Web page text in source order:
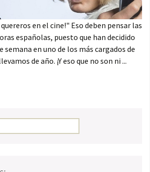
quereros en el cine!" Eso deben pensar las
españolas, puesto que han decidido
en uno de los más cargados de
de año. ¡Y eso que no son ni ...